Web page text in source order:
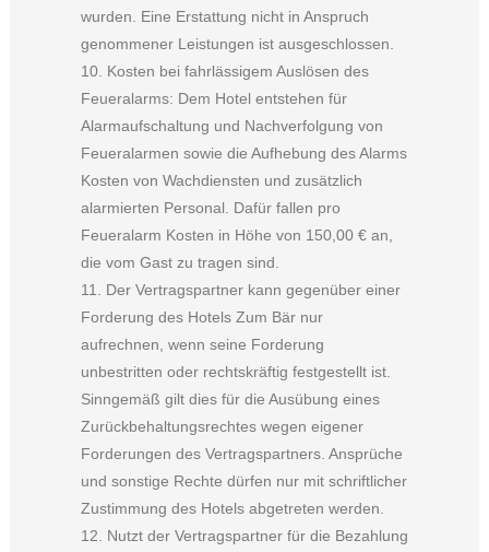
wurden. Eine Erstattung nicht in Anspruch
genommener Leistungen ist ausgeschlossen.
10. Kosten bei fahrlässigem Auslösen des
Feueralarms: Dem Hotel entstehen für
Alarmaufschaltung und Nachverfolgung von
Feueralarmen sowie die Aufhebung des Alarms
Kosten von Wachdiensten und zusätzlich
alarmierten Personal. Dafür fallen pro
Feueralarm Kosten in Höhe von 150,00 € an,
die vom Gast zu tragen sind.
11. Der Vertragspartner kann gegenüber einer
Forderung des Hotels Zum Bär nur
aufrechnen, wenn seine Forderung
unbestritten oder rechtskräftig festgestellt ist.
Sinngemäß gilt dies für die Ausübung eines
Zurückbehaltungsrechtes wegen eigener
Forderungen des Vertragspartners. Ansprüche
und sonstige Rechte dürfen nur mit schriftlicher
Zustimmung des Hotels abgetreten werden.
12. Nutzt der Vertragspartner für die Bezahlung